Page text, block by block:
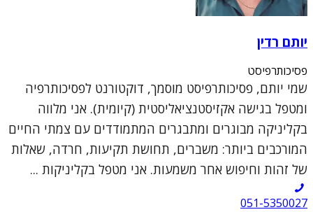
יותם רדין
פסיכותרפיסט
שמי יותם, פסיכותרפיסט מוסמך, דוקטורנט לפסיכותרפיה
ומטפל בגישה אקזיסטנציאליסטית (קיומית). אני מלווה
בקליניקה מבוגרים ומתבגרים המתמודדים עם צמתי החיים
המורכבים ביותר: משברים, תחושת תקיעות, חרדה, שאלות
של זהות וחיפוש אחר משמעות. אני מטפל בקליניקות ...
051-5350027